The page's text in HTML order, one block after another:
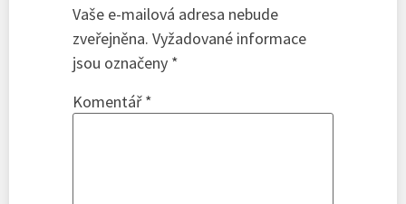
Vaše e-mailová adresa nebude
zveřejněna. Vyžadované informace
jsou označeny *
Komentář*